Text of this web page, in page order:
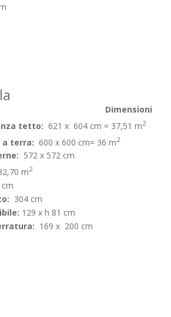
Dimensioni
tetto: 621 x 604 cm = 37,51 m2
a terra: 600 x 600 cm= 36 m2
572 x 572 cm
m2
cm
304 cm
129 x h 81 cm
169 x 200 cm